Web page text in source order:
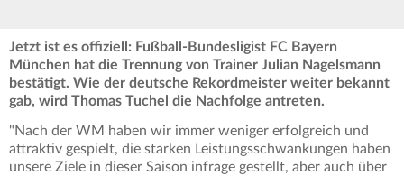
Jetzt ist es offiziell: Fußball-Bundesligist FC Bayern
München hat die Trennung von Trainer Julian Nagelsmann
bestätigt. Wie der deutsche Rekordmeister weiter bekannt
gab, wird Thomas Tuchel die Nachfolge antreten.
"Nach der WM haben wir immer weniger erfolgreich und
attraktiv gespielt, die starken Leistungsschwankungen haben
unsere Ziele in dieser Saison infrage gestellt, aber auch über